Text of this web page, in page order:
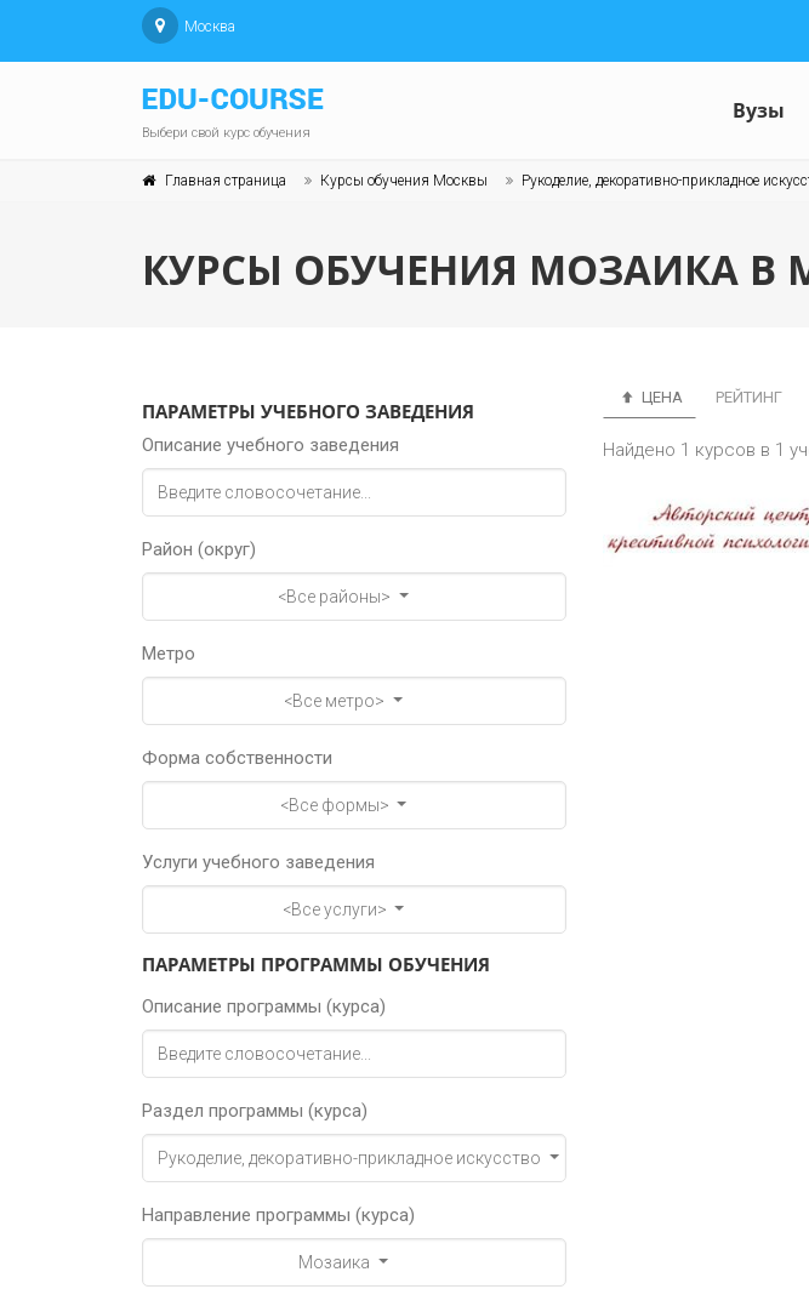
Москва
Выбери свой курс обучения
Вузы
Главная страница Курсы обучения Москвы Рукоделие, декоративно-прикладное
КУРСЫ ОБУЧЕНИЯ МОЗАИКА В
ПАРАМЕТРЫ УЧЕБНОГО ЗАВЕДЕНИЯ
Описание учебного заведения
Район (округ)
<Все районы>
Метро
<Все метро>
Форма собственности
<Все формы>
Услуги учебного заведения
<Все услуги>
ПАРАМЕТРЫ ПРОГРАММЫ ОБУЧЕНИЯ
Описание программы (курса)
Раздел программы (курса)
Рукоделие, декоративно-прикладное искусство
Направление программы (курса)
Мозаика
ЦЕНА РЕЙТИНГ
Найдено 1 курсов в 1